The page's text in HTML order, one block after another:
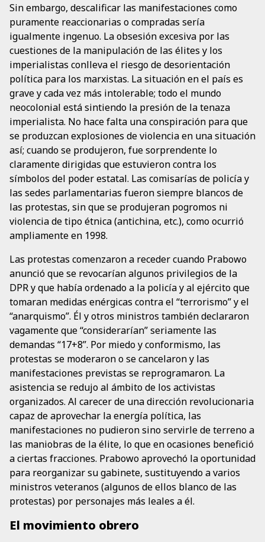
Sin embargo, descalificar las manifestaciones como
puramente reaccionarias o compradas sería
igualmente ingenuo. La obsesión excesiva por las
cuestiones de la manipulación de las élites y los
imperialistas conlleva el riesgo de desorientación
política para los marxistas. La situación en el país es
grave y cada vez más intolerable; todo el mundo
neocolonial está sintiendo la presión de la tenaza
imperialista. No hace falta una conspiración para que
se produzcan explosiones de violencia en una situación
así; cuando se produjeron, fue sorprendente lo
claramente dirigidas que estuvieron contra los
símbolos del poder estatal. Las comisarías de policía y
las sedes parlamentarias fueron siempre blancos de
las protestas, sin que se produjeran pogromos ni
violencia de tipo étnica (antichina, etc.), como ocurrió
ampliamente en 1998.
Las protestas comenzaron a receder cuando Prabowo
anunció que se revocarían algunos privilegios de la
DPR y que había ordenado a la policía y al ejército que
tomaran medidas enérgicas contra el “terrorismo” y el
“anarquismo”. Él y otros ministros también declararon
vagamente que “considerarían” seriamente las
demandas “17+8”. Por miedo y conformismo, las
protestas se moderaron o se cancelaron y las
manifestaciones previstas se reprogramaron. La
asistencia se redujo al ámbito de los activistas
organizados. Al carecer de una dirección revolucionaria
capaz de aprovechar la energía política, las
manifestaciones no pudieron sino servirle de terreno a
las maniobras de la élite, lo que en ocasiones benefició
a ciertas fracciones. Prabowo aprovechó la oportunidad
para reorganizar su gabinete, sustituyendo a varios
ministros veteranos (algunos de ellos blanco de las
protestas) por personajes más leales a él.
El movimiento obrero